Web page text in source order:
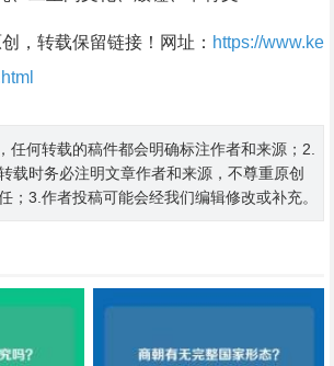
，转载保留链接！网址： https://www.ke
任何转载的稿件都会明确标注作者和来源；2.
载时务必注明文章作者和来源，不尊重原创
；3.作者投稿可能会经我们编辑修改或补充。